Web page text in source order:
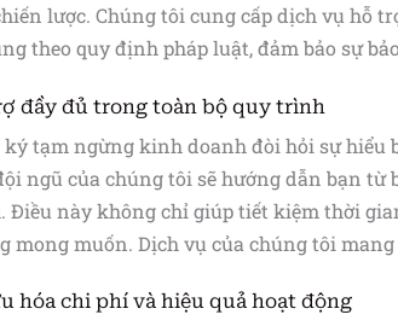
lược. Chúng tôi cung cấp dịch vụ hỗ
theo quy định pháp luật, đảm bảo sự
đầy đủ trong toàn bộ quy trình
tạm ngừng kinh doanh đòi hỏi sự hiểu
ngũ của chúng tôi sẽ hướng dẫn bạn
Điều này không chỉ giúp tiết kiệm thời
mong muốn. Dịch vụ của chúng tôi
hóa chi phí và hiệu quả hoạt động